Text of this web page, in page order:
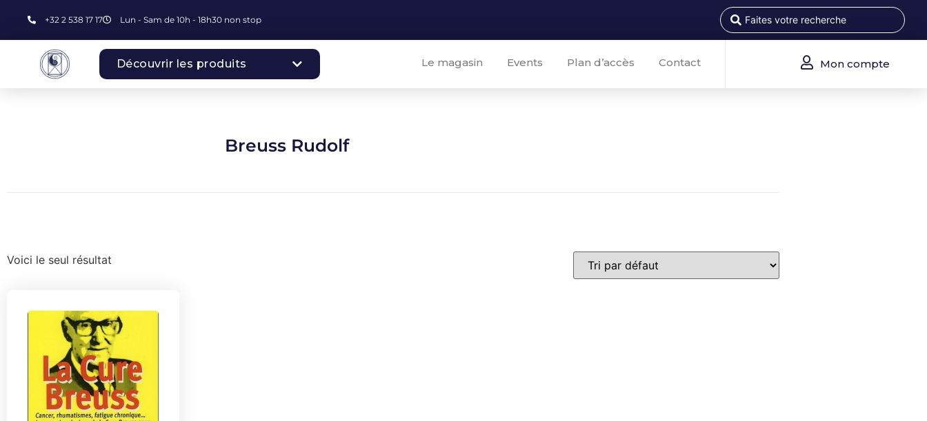
+32 2 538 17 17 Lun - Sam de 10h - 18h30 non stop
Découvrir les produits Le magasin Events Plan d’accès Contact Mon compte
Breuss Rudolf
Voici le seul résultat